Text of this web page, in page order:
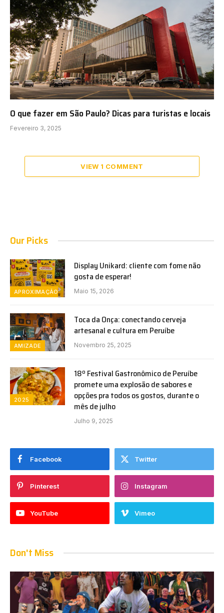
O que fazer em São Paulo? Dicas para turistas e locais
Fevereiro 3, 2025
VIEW 1 COMMENT
Our Picks
APROXIMAÇÃO
Display Unikard: cliente com fome não
gosta de esperar!
Maio 15, 2026
AMIZADE
Toca da Onça: conectando cerveja
artesanal e cultura em Peruíbe
Novembro 25, 2025
2025
18º Festival Gastronômico de Peruíbe
promete uma explosão de sabores e
opções pra todos os gostos, durante o
mês de julho
Julho 9, 2025
Facebook Twitter
Pinterest Instagram
YouTube Vimeo
Don't Miss